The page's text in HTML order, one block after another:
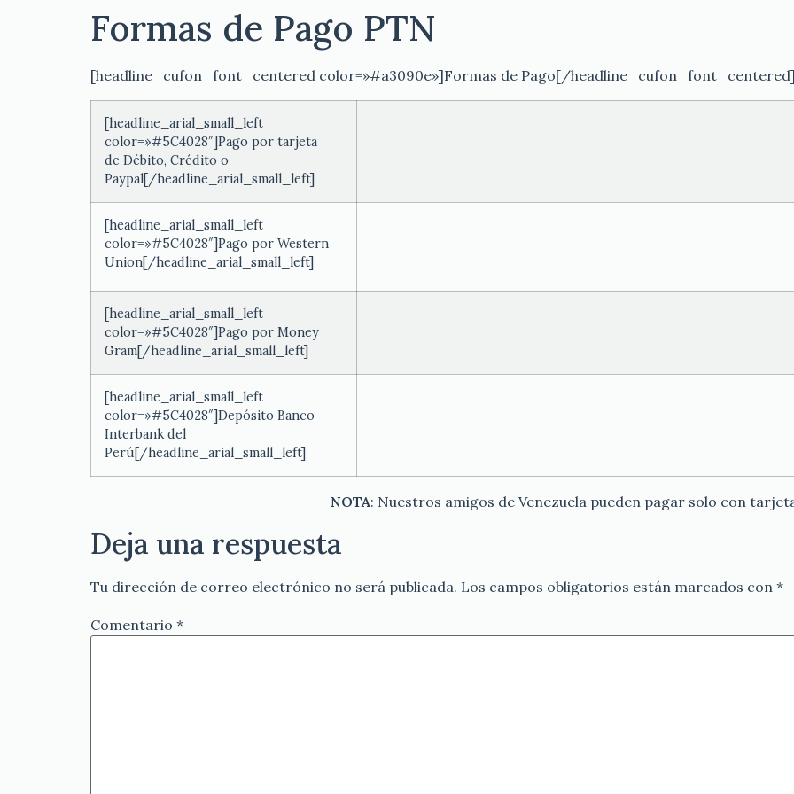
Formas de Pago PTN
[headline_cufon_font_centered color=»#a3090e»]Formas de Pago[/
[headline_arial_small_left
color=»#5C4028″]Pago por tarjeta
de Débito, Crédito o
Paypal[/headline_arial_small_left]
[headline_arial_small_left
color=»#5C4028″]Pago por Western
Union[/headline_arial_small_left]
[headline_arial_small_left
color=»#5C4028″]Pago por Money
Gram[/headline_arial_small_left]
[headline_arial_small_left
color=»#5C4028″]Depósito Banco
Interbank del
Perú[/headline_arial_small_left]
NOTA: Nuestros amigos de Venezuela pueden pagar solo con
Deja una respuesta
Tu dirección de correo electrónico no será publicada. Los campos obligatorios están marcados con *
Comentario *